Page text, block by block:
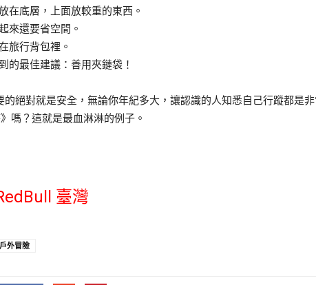
在底層，上面放較重的東西。
來還要省空間。
旅行背包裡。
的最佳建議：善用夾鏈袋！
的絕對就是安全，無論你年紀多大，讓認識的人知悉自己行蹤都是非
嗎？這就是最血淋淋的例子。
臺灣
戶外冒險